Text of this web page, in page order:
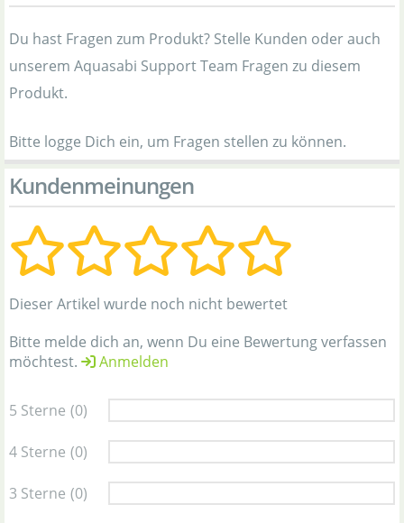
Du hast Fragen zum Produkt? Stelle Kunden oder auch
unserem Aquasabi Support Team Fragen zu diesem
Produkt.
Bitte logge Dich ein, um Fragen stellen zu können.
Kundenmeinungen
Dieser Artikel wurde noch nicht bewertet
Bitte melde dich an, wenn Du eine Bewertung verfassen
möchtest.
Anmelden
5 Sterne (0)
4 Sterne (0)
3 Sterne (0)